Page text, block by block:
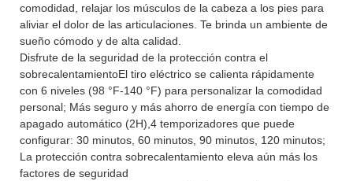
comodidad, relajar los músculos de la cabeza a los pies para
aliviar el dolor de las articulaciones. Te brinda un ambiente de
sueño cómodo y de alta calidad.
Disfrute de la seguridad de la protección contra el
sobrecalentamientoEl tiro eléctrico se calienta rápidamente
con 6 niveles (98 °F-140 °F) para personalizar la comodidad
personal; Más seguro y más ahorro de energía con tiempo de
apagado automático (2H),4 temporizadores que puede
configurar: 30 minutos, 60 minutos, 90 minutos, 120 minutos;
La protección contra sobrecalentamiento eleva aún más los
factores de seguridad